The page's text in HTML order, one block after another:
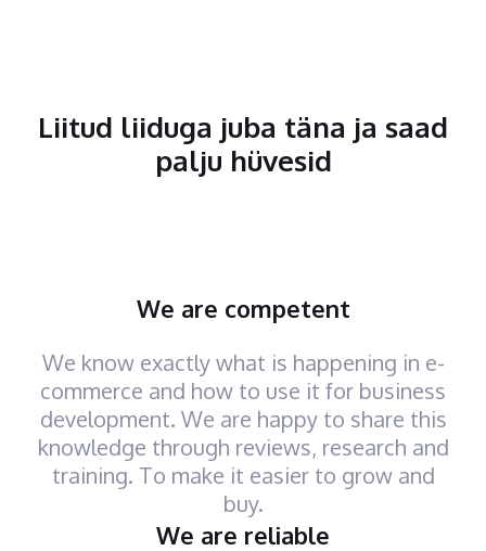
Liitud liiduga juba täna ja saad
palju hüvesid
We are competent
We know exactly what is happening in e-
commerce and how to use it for business
development. We are happy to share this
knowledge through reviews, research and
training. To make it easier to grow and
buy.
We are reliable